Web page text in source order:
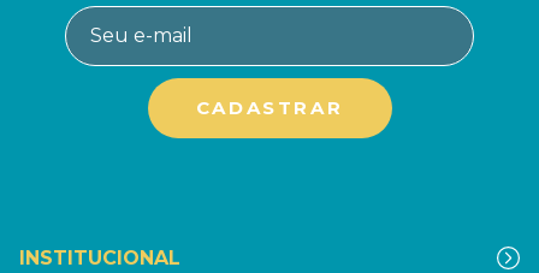
INSTITUCIONAL